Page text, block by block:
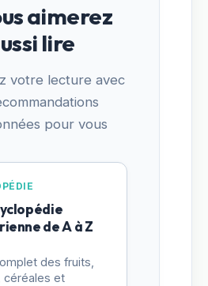
aimerez
lire
votre lecture avec
pour vous
de A à Z
des fruits,
céréales et